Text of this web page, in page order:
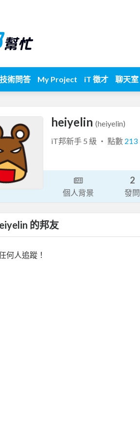
技術問答 My Project iT 徵才 聊天室
heiyelin (heiyelin)
iT邦新手 5 級 ‧ 點數 213
個人背景
2
發問
的邦友
何人追蹤！